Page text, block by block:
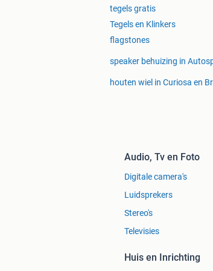
Prachige flagstones
geschikt voor de
Flagstones Modak 2,5-
Alta Kwartsiet is een
breukruw oppervak en
formaten geven deze
tegels gratis
Tegels en Klinkers
flagstones
speaker behuizing in
houten wiel in Curiosa en
Audio, Tv en Foto
Digitale camera's
Luidsprekers
Stereo's
Televisies
Huis en Inrichting